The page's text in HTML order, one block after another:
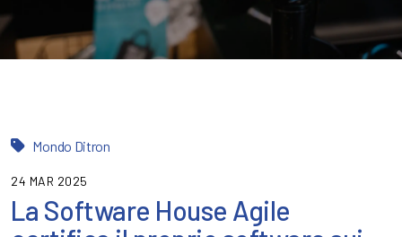
24 MAR 2025
Mondo Ditron
La Software House Agile